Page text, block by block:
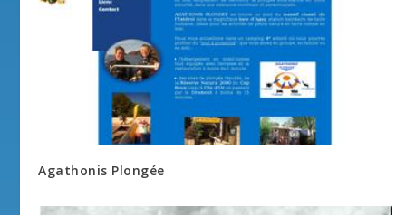
Agathonis Plongée